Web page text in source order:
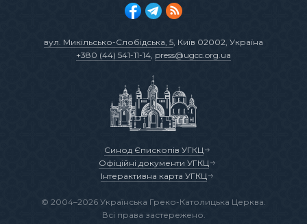
вул. Микільсько-Слобідська, 5, Київ 02002, Україна
+380 (44) 541-11-14, press@ugcc.org.ua
Синод Єпископів УГКЦ
Офіційні документи УГКЦ
Інтерактивна карта УГКЦ
© 2004–2026 Українська Греко-Католицька Церква.
Всі права застережено.